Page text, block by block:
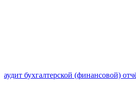
аудит бухгалтерской (финансовой)